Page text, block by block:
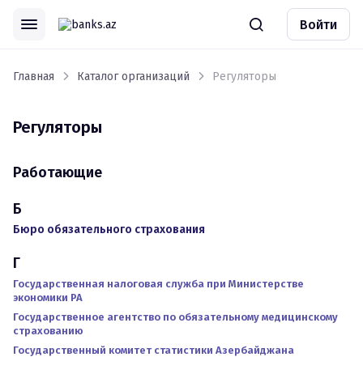
Войти
Главная Каталог организаций Регуляторы
Регуляторы
Работающие
Б
Бюро обязательного страхования
Г
Государственная налоговая служба при Министерстве
экономики РА
Государственное агентство по обязательному медицинскому
страхованию
Государственный комитет статистики Азербайджана